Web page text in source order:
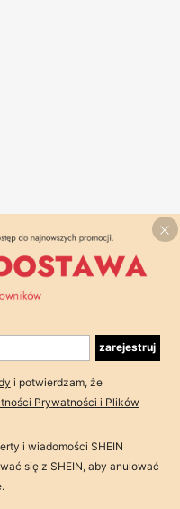
zarejestruj
i potwierdzam, że
Prywatności i Plików
i wiadomości SHEIN
się z SHEIN, aby anulować